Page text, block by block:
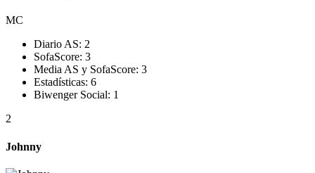
MC
Diario AS: 2
SofaScore: 3
Media AS y SofaScore: 3
Estadísticas: 6
Biwenger Social: 1
2
Johnny